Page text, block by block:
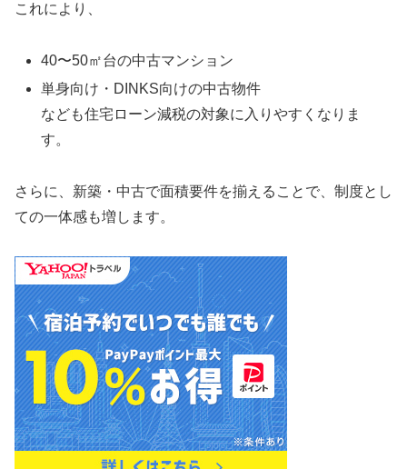
これにより、
40〜50㎡台の中古マンション
単身向け・DINKS向けの中古物件
なども住宅ローン減税の対象に入りやすくなりま
す。
さらに、新築・中古で面積要件を揃えることで、制度とし
ての一体感も増します。